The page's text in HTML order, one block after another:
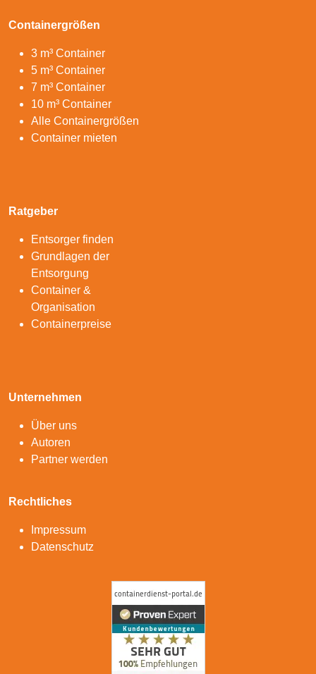
Containergrößen
3 m³ Container
5 m³ Container
7 m³ Container
10 m³ Container
Alle Containergrößen
Container mieten
Ratgeber
Entsorger finden
Grundlagen der
Entsorgung
Container &
Organisation
Containerpreise
Unternehmen
Über uns
Autoren
Partner werden
Rechtliches
Impressum
Datenschutz